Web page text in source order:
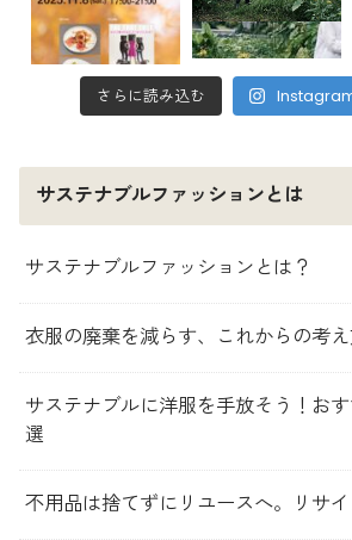
さらに読み込む
サステナブルファッションとは
サステナブルファッションとは？
衣服の廃棄を減らす、これからの考
サステナブルに洋服を手放そう！お
選
不用品は捨てずにリユースへ。リサ